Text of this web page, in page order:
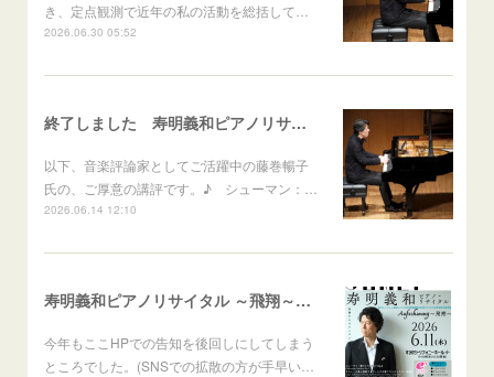
き、定点観測で近年の私の活動を総括して…
2026.06.30 05:52
終了しました 寿明義和ピアノリサイタル Aufschwung～飛翔～
以下、音楽評論家としてご活躍中の藤巻暢子
氏の、ご厚意の講評です。♪ シューマン：…
2026.06.14 12:10
寿明義和ピアノリサイタル ～飛翔～Aufschwung
今年もここHPでの告知を後回しにしてしまう
ところでした。(SNSでの拡散の方が手早い…